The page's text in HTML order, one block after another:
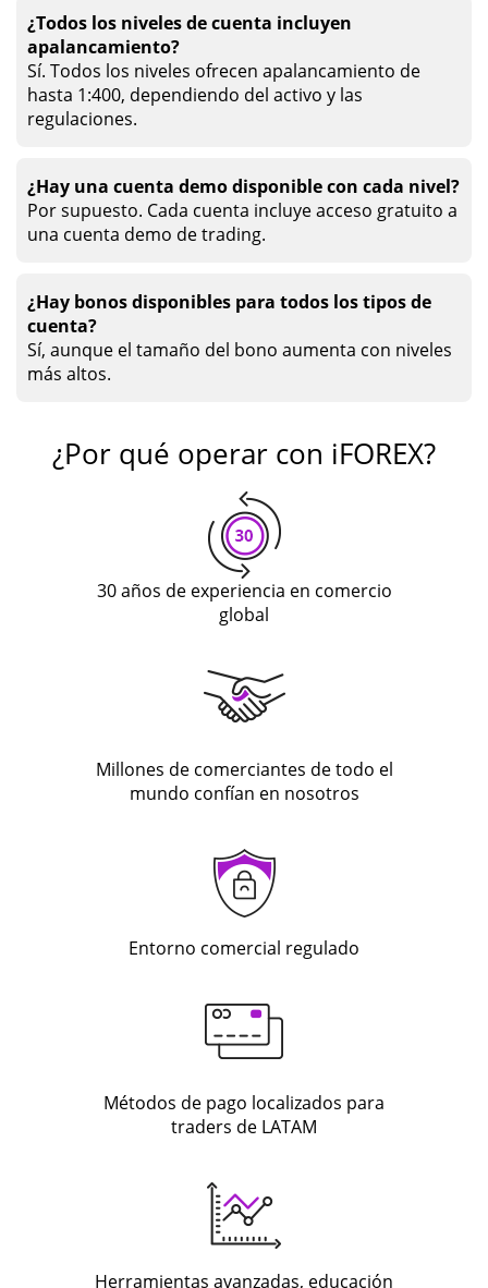
¿Todos los niveles de cuenta incluyen
apalancamiento?
Sí. Todos los niveles ofrecen apalancamiento de
hasta 1:400, dependiendo del activo y las
regulaciones.
¿Hay una cuenta demo disponible con cada nivel?
Por supuesto. Cada cuenta incluye acceso gratuito a
una cuenta demo de trading.
¿Hay bonos disponibles para todos los tipos de
cuenta?
Sí, aunque el tamaño del bono aumenta con niveles
más altos.
¿Por qué operar con iFOREX?
30 años de experiencia en comercio
global
Millones de comerciantes de todo el
mundo confían en nosotros
Entorno comercial regulado
Métodos de pago localizados para
traders de LATAM
Herramientas avanzadas, educación